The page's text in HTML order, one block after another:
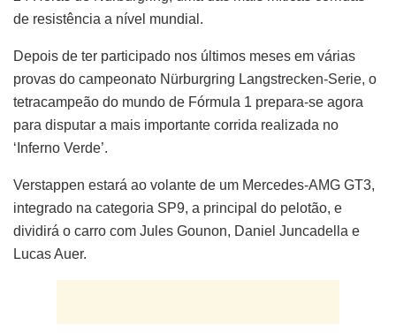
de resistência a nível mundial.
Depois de ter participado nos últimos meses em várias
provas do campeonato Nürburgring Langstrecken-Serie, o
tetracampeão do mundo de Fórmula 1 prepara-se agora
para disputar a mais importante corrida realizada no
‘Inferno Verde’.
Verstappen estará ao volante de um Mercedes-AMG GT3,
integrado na categoria SP9, a principal do pelotão, e
dividirá o carro com Jules Gounon, Daniel Juncadella e
Lucas Auer.